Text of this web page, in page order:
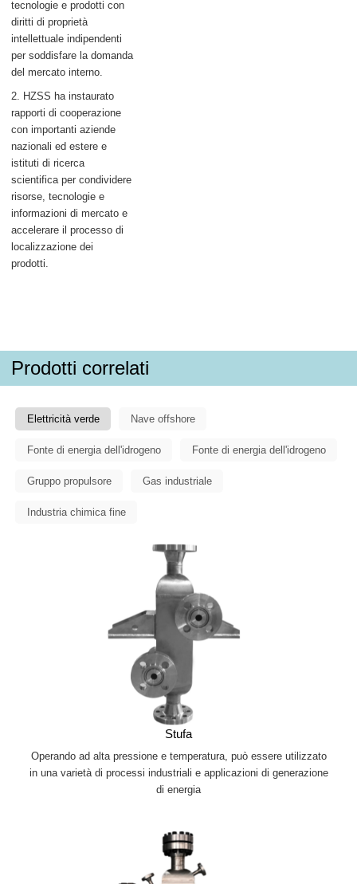
tecnologie e prodotti con
diritti di proprietà
intellettuale indipendenti
per soddisfare la domanda
del mercato interno.
2. HZSS ha instaurato
rapporti di cooperazione
con importanti aziende
nazionali ed estere e
istituti di ricerca
scientifica per condividere
risorse, tecnologie e
informazioni di mercato e
accelerare il processo di
localizzazione dei
prodotti.
Prodotti correlati
Elettricità verde Nave offshore
Fonte di energia dell'idrogeno Fonte di energia dell'idrogeno
Gruppo propulsore Gas industriale
Industria chimica fine
Stufa
Operando ad alta pressione e temperatura, può essere utilizzato
in una varietà di processi industriali e applicazioni di generazione
di energia